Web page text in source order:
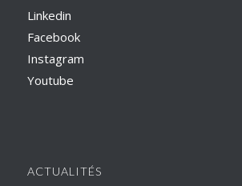
Linkedin
Facebook
Instagram
Youtube
ACTUALITÉS